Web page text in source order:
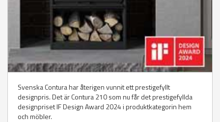
Svenska Contura har återigen vunnit ett prestigefyllt
designpris. Det är Contura 210 som nu får det prestigefyllda
designpriset IF Design Award 2024 i produktkategorin hem
och möbler.